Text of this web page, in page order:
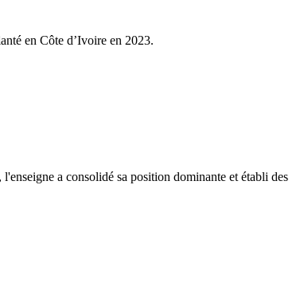
en Côte d’Ivoire en 2023.
a consolidé sa position dominante et établi des